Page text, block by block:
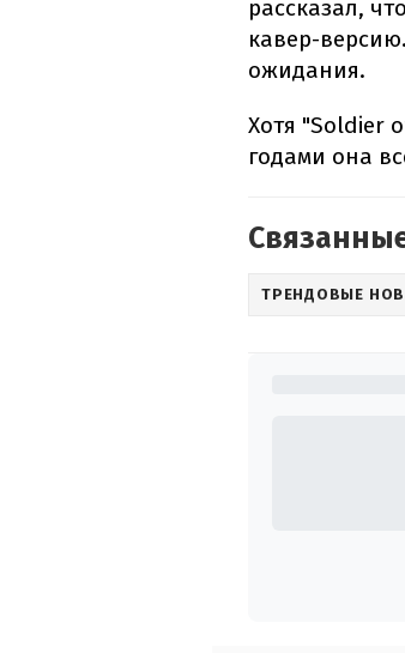
рассказал,
кавер-
ожидания.
Хотя "Soldier
годами она
ТРЕНДОВЫЕ